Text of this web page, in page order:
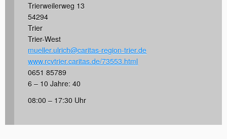
Trierweilerweg 13
54294
Trier
Trier-West
mueller.ulrich@caritas-region-trier.de
www.rcvtrier.caritas.de/73553.html
0651 85789
6 – 10 Jahre: 40
08:00 – 17:30 Uhr